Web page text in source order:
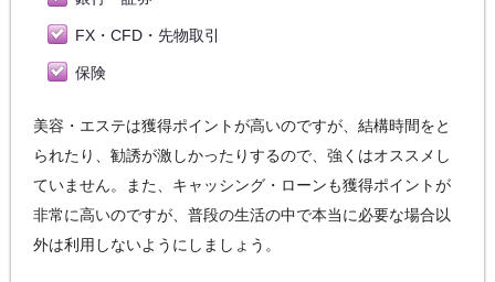
FX・CFD・先物取引
保険
美容・エステは獲得ポイントが高いのですが、結構時間をと
られたり、勧誘が激しかったりするので、強くはオススメし
ていません。また、キャッシング・ローンも獲得ポイントが
非常に高いのですが、普段の生活の中で本当に必要な場合以
外は利用しないようにしましょう。